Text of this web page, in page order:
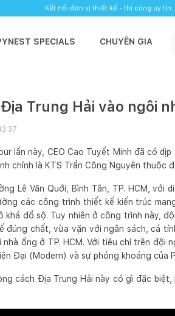
Kết nối đơn vị thiết kế - thi công uy tín.
SPECIALS CHUYÊN GIA
Trung Hải vào ngôi
lần này, CEO Cao Tuyết Minh đã có
chính là KTS Trần Công Nguyên thuộc
Lê Văn Quới, Bình Tân, TP. HCM, với
các công trình thiết kế kiến trúc
khá đồ sộ. Tuy nhiên ở công trình này,
đúng chất, vừa vặn với ngân sách, cá
ống ở TP. HCM. Với tiêu chí trên đội
Đại (Modern) và sự phóng khoáng của
cách Địa Trung Hải này có gì đặc